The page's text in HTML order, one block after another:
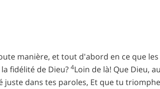
manière, et tout d'abord en ce que
fidélité de Dieu? 4Loin de là! Que Dieu,
dans tes paroles, Et que tu